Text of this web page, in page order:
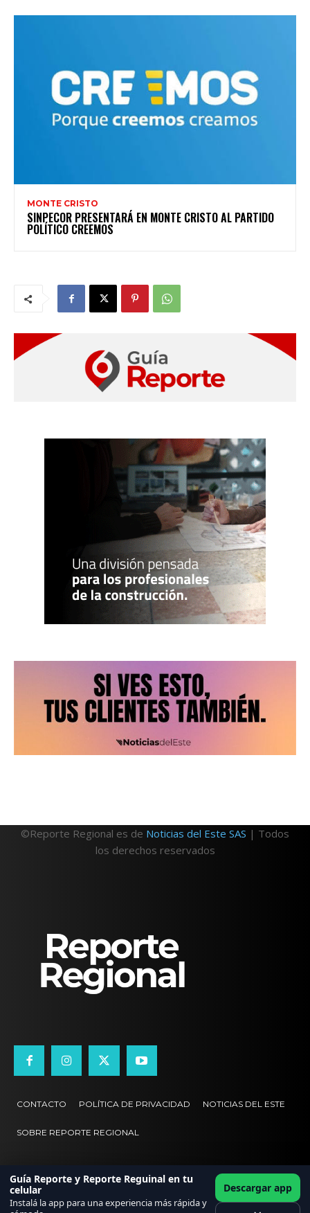
MONTE CRISTO
SINPECOR PRESENTARÁ EN MONTE CRISTO AL PARTIDO
POLÍTICO CREEMOS
©Reporte Regional es de Noticias del Este SAS | Todos
los derechos reservados
CONTACTO POLÍTICA DE PRIVACIDAD NOTICIAS DEL ESTE
SOBRE REPORTE REGIONAL
Guía Reporte y Reporte Reguinal en tu
celular
Instalá la app para una experiencia más rápida y
Descargar app